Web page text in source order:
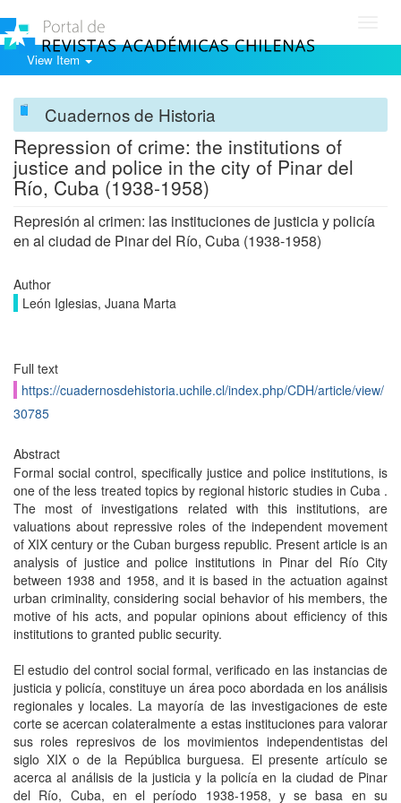
View Item
Cuadernos de Historia
Repression of crime: the institutions of
justice and police in the city of Pinar del
Río, Cuba (1938-1958)
Represión al crimen: las instituciones de justicia y policía
en al ciudad de Pinar del Río, Cuba (1938-1958)
Author
León Iglesias, Juana Marta
Full text
https://cuadernosdehistoria.uchile.cl/index.php/CDH/article/view/
30785
Abstract
Formal social control, specifically justice and police institutions, is
one of the less treated topics by regional historic studies in Cuba .
The most of investigations related with this institutions, are
valuations about repressive roles of the independent movement
of XIX century or the Cuban burgess republic. Present article is an
analysis of justice and police institutions in Pinar del Río City
between 1938 and 1958, and it is based in the actuation against
urban criminality, considering social behavior of his members, the
motive of his acts, and popular opinions about efficiency of this
institutions to granted public security.
El estudio del control social formal, verificado en las instancias de
justicia y policía, constituye un área poco abordada en los análisis
regionales y locales. La mayoría de las investigaciones de este
corte se acercan colateralmente a estas instituciones para valorar
sus roles represivos de los movimientos independentistas del
siglo XIX o de la República burguesa. El presente artículo se
acerca al análisis de la justicia y la policía en la ciudad de Pinar
del Río, Cuba, en el período 1938-1958, y se basa en su